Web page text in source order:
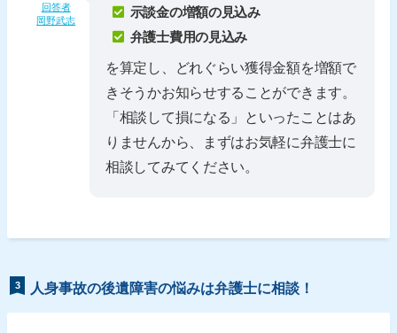
回答者
岡野武志
示談金の増額の見込み
弁護士費用の見込み
を算定し、どれぐらい獲得金額を増額で
きそうかお知らせすることができます。
「相談して損になる」といったことはあ
りませんから、まずはお気軽に弁護士に
相談してみてください。
3 人身事故の後遺障害の悩みは弁護士に相談！